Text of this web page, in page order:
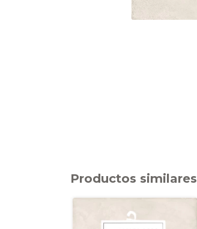
Productos similares